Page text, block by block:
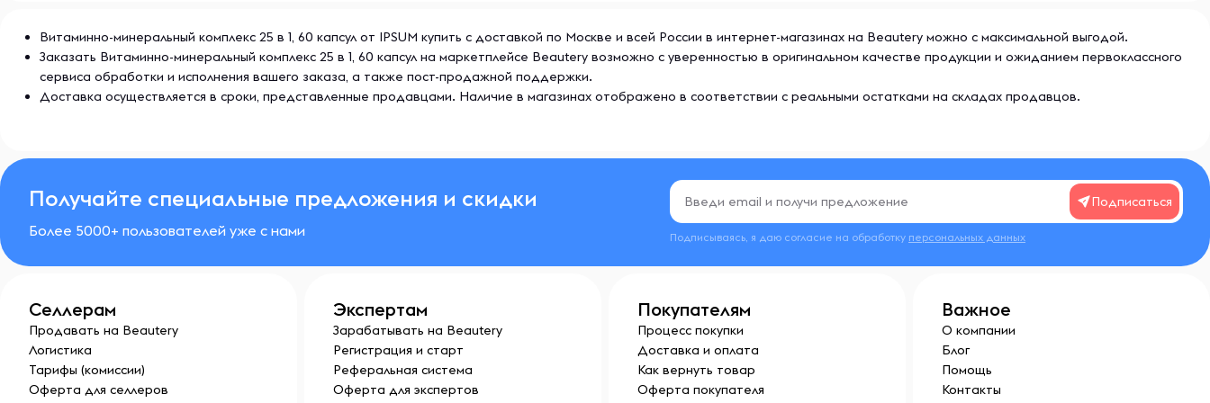
Витаминно-минеральный комплекс 25 в 1, 60 капсул от IPSUM купить с доставкой по Москве и всей России в интернет-магазинах на Beautery можно с максимальной выгодой.
Заказать Витаминно-минеральный комплекс 25 в 1, 60 капсул на маркетплейсе Beautery возможно с уверенностью в оригинальном качестве продукции и ожиданием первоклассного
сервиса обработки и исполнения вашего заказа, а также пост-продажной поддержки.
Доставка осуществляется в сроки, представленные продавцами. Наличие в магазинах отображено в соответствии с реальными остатками на складах продавцов.
Получайте специальные предложения и скидки
Более 5000+ пользователей уже с нами
Подписаться
Подписываясь, я даю согласие на обработку персональных данных
Селлерам
Продавать на Beautery
Логистика
Тарифы (комиссии)
Оферта для селлеров
Экспертам
Зарабатывать на Beautery
Регистрация и старт
Реферальная система
Оферта для экспертов
Покупателям
Процесс покупки
Доставка и оплата
Как вернуть товар
Оферта покупателя
Важное
О компании
Блог
Помощь
Контакты